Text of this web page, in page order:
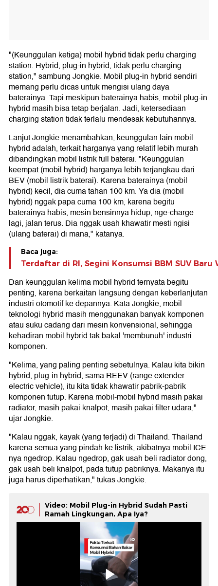
"(Keunggulan ketiga) mobil hybrid tidak perlu charging
station. Hybrid, plug-in hybrid, tidak perlu charging
station," sambung Jongkie. Mobil plug-in hybrid sendiri
memang perlu dicas untuk mengisi ulang daya
baterainya. Tapi meskipun baterainya habis, mobil plug-in
hybrid masih bisa tetap berjalan. Jadi, ketersediaan
charging station tidak terlalu mendesak kebutuhannya.
Lanjut Jongkie menambahkan, keunggulan lain mobil
hybrid adalah, terkait harganya yang relatif lebih murah
dibandingkan mobil listrik full baterai. "Keunggulan
keempat (mobil hybrid) harganya lebih terjangkau dari
BEV (mobil listrik baterai). Karena baterainya (mobil
hybrid) kecil, dia cuma tahan 100 km. Ya dia (mobil
hybrid) nggak papa cuma 100 km, karena begitu
baterainya habis, mesin bensinnya hidup, nge-charge
lagi, jalan terus. Dia nggak usah khawatir mesti ngisi
(ulang baterai) di mana," katanya.
Baca juga:
Terdaftar di RI, Segini Konsumsi BBM SUV
Dan keunggulan kelima mobil hybrid ternyata begitu
penting, karena berkaitan langsung dengan keberlanjutan
industri otomotif ke depannya. Kata Jongkie, mobil
teknologi hybrid masih menggunakan banyak komponen
atau suku cadang dari mesin konvensional, sehingga
kehadiran mobil hybrid tak bakal 'membunuh' industri
komponen.
"Kelima, yang paling penting sebetulnya. Kalau kita bikin
hybrid, plug-in hybrid, sama REEV (range extender
electric vehicle), itu kita tidak khawatir pabrik-pabrik
komponen tutup. Karena mobil-mobil hybrid masih pakai
radiator, masih pakai knalpot, masih pakai filter udara,"
ujar Jongkie.
"Kalau nggak, kayak (yang terjadi) di Thailand. Thailand
karena semua yang pindah ke listrik, akibatnya mobil ICE-
nya ngedrop. Kalau ngedrop, gak usah beli radiator dong,
gak usah beli knalpot, pada tutup pabriknya. Makanya itu
juga harus diperhatikan," tukas Jongkie.
Video: Mobil Plug-in Hybrid Sudah Pasti
Ramah Lingkungan, Apa Iya?